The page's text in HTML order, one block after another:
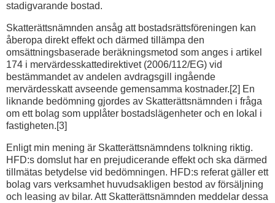
stadigvarande bostad.
Skatterättsnämnden ansåg att bostadsrättsföreningen kan
åberopa direkt effekt och därmed tillämpa den
omsättningsbaserade beräkningsmetod som anges i artikel
174 i mervärdesskattedirektivet (2006/112/EG) vid
bestämmandet av andelen avdragsgill ingående
mervärdesskatt avseende gemensamma kostnader.[2] En
liknande bedömning gjordes av Skatterättsnämnden i fråga
om ett bolag som upplåter bostadslägenheter och en lokal i
fastigheten.[3]
Enligt min mening är Skatterättsnämndens tolkning riktig.
HFD:s domslut har en prejudicerande effekt och ska därmed
tillmätas betydelse vid bedömningen. HFD:s referat gäller ett
bolag vars verksamhet huvudsakligen bestod av försäljning
och leasing av bilar. Att Skatterättsnämnden meddelar dessa